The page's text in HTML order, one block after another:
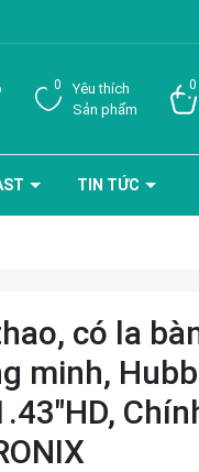
0
Yêu thích
Sản phẩm
0
TIN TỨC
có la
minh, Hubb